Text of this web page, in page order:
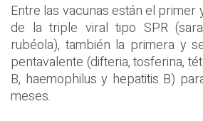
Entre las vacunas están el
de la triple viral tipo SPR
rubéola), también la primera y
pentavalente (difteria, tosferina,
B, haemophilus y hepatitis B)
meses.